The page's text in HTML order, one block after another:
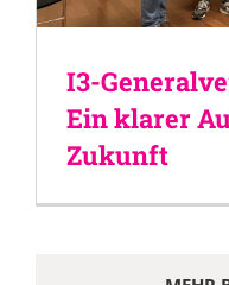
I3-
Ein klarer
Zukunft